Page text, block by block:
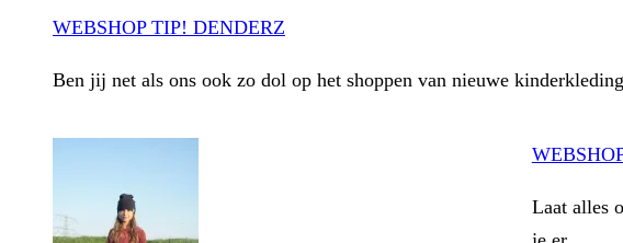
WEBSHOP TIP! DENDERZ
Ben jij net als ons ook zo dol op het shoppen van nieuwe
Laat alles